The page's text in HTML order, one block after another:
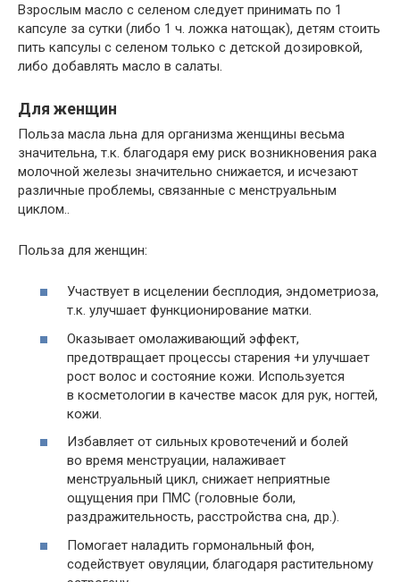
Взрослым масло с селеном следует принимать по 1
капсуле за сутки (либо 1 ч. ложка натощак), детям стоить
пить капсулы с селеном только с детской дозировкой,
либо добавлять масло в салаты.
Для женщин
Польза масла льна для организма женщины весьма
значительна, т.к. благодаря ему риск возникновения рака
молочной железы значительно снижается, и исчезают
различные проблемы, связанные с менструальным
циклом..
Польза для женщин:
Участвует в исцелении бесплодия, эндометриоза,
т.к. улучшает функционирование матки.
Оказывает омолаживающий эффект,
предотвращает процессы старения +и улучшает
рост волос и состояние кожи. Используется
в косметологии в качестве масок для рук, ногтей,
кожи.
Избавляет от сильных кровотечений и болей
во время менструации, налаживает
менструальный цикл, снижает неприятные
ощущения при ПМС (головные боли,
раздражительность, расстройства сна, др.).
Помогает наладить гормональный фон,
содействует овуляции, благодаря растительному